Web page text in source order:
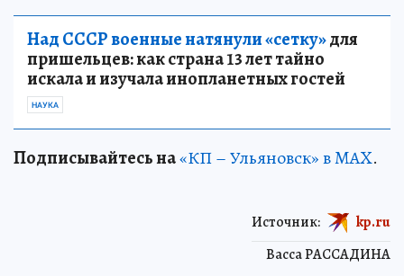
Над СССР военные натянули «сетку»для
пришельцев: как страна 13 лет тайно
искала и изучала инопланетных гостей
НАУКА
Подписывайтесь на«КП – Ульяновск» в MAX.
Васса РАССАДИНА
Источник: kp.ru